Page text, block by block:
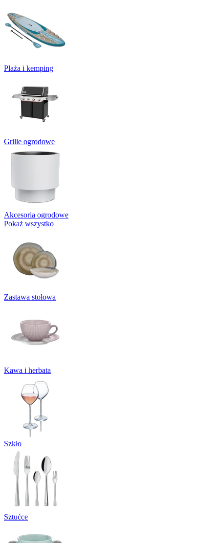
Plaża i kemping
Grille ogrodowe
Akcesoria ogrodowe
Pokaż wszystko
Zastawa stołowa
Kawa i herbata
Szkło
Sztućce